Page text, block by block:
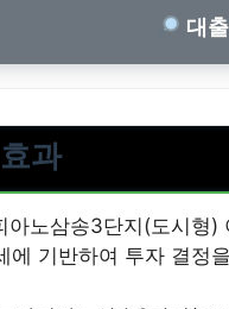
대
과
아노삼송3단지(도시형
에 기반하여 투자 결정